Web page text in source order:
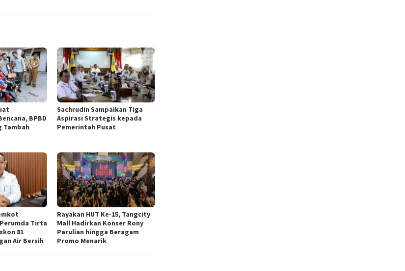
BPBD
Tambah
Sachrudin Sampaikan Tiga
Aspirasi Strategis kepada
Pemerintah Pusat
Tirta
81
Air Bersih
Rayakan HUT Ke-15, Tangcity
Mall Hadirkan Konser Rony
Parulian hingga Beragam
Promo Menarik